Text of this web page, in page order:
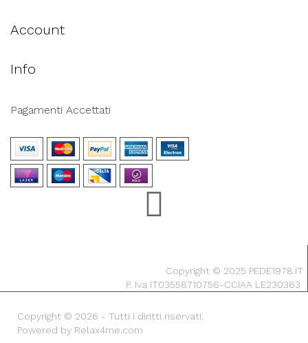
Account
Info
Pagamenti Accettati
Copyright © 2025 PEDE1978.IT
P. Iva IT03558710756-CCIAA LE230363
Copyright © 2026 - Tutti i diritti riservati.
Powered by Relax4me.com